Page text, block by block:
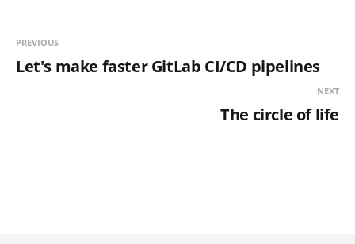
PREVIOUS
Let's make faster GitLab CI/CD pipelines
NEXT
The circle of life